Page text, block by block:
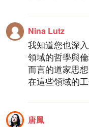
Nina Lutz
我知道您也深
領域的哲學與
而言的道家思
在這些領域的
唐鳳